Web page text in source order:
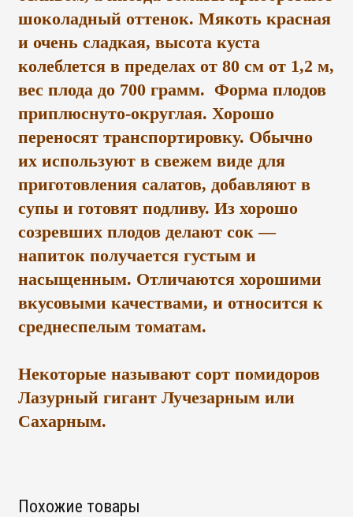
шоколадный оттенок. Мякоть красная
и очень сладкая, высота куста
колеблется в пределах от 80 см от 1,2 м,
вес плода до 700 грамм. Форма плодов
приплюснуто-округлая. Хорошо
переносят транспортировку. Обычно
их используют в свежем виде для
приготовления салатов, добавляют в
супы и готовят подливу. Из хорошо
созревших плодов делают сок —
напиток получается густым и
насыщенным. Отличаются хорошими
вкусовыми качествами, и относится к
среднеспелым томатам.
Некоторые называют сорт помидоров
Лазурный гигант Лучезарным или
Сахарным.
Похожие товары